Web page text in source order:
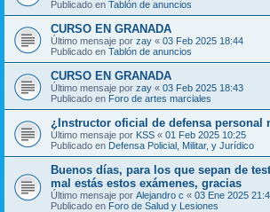
Publicado en Tablón de anuncios
CURSO EN GRANADA
Último mensaje por zay « 03 Feb 2025 18:44
Publicado en Tablón de anuncios
CURSO EN GRANADA
Último mensaje por zay « 03 Feb 2025 18:43
Publicado en Foro de artes marciales
¿Instructor oficial de defensa personal
Último mensaje por KSS « 01 Feb 2025 10:25
Publicado en Defensa Policial, Militar, y Jurídico
Buenos días, para los que sepan de
mal estás estos exámenes, gracias
Último mensaje por Alejandro c « 03 Ene 2025
Publicado en Foro de Salud y Lesiones